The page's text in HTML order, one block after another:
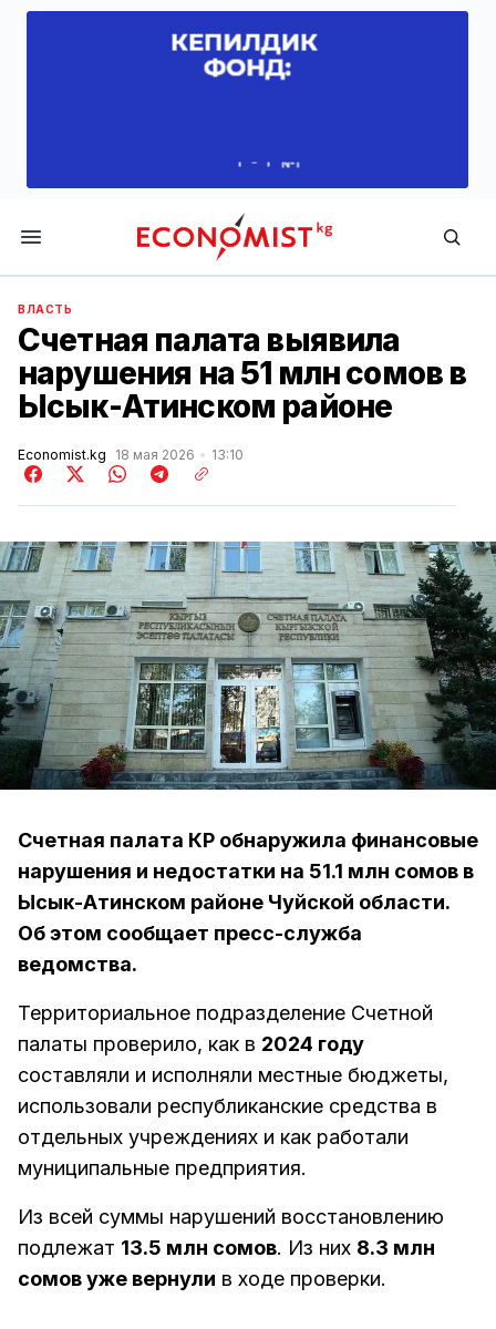
Economist.kg
ВЛАСТЬ
Счетная палата выявила
нарушения на 51 млн сомов в
Ысык-Атинском районе
Economist.kg 18 мая 2026 13:10
Счетная палата КР обнаружила финансовые
нарушения и недостатки на 51.1 млн сомов в
Ысык-Атинском районе Чуйской области.
Об этом сообщает пресс-служба
ведомства.
Территориальное подразделение Счетной
палаты проверило, как в 2024 году
составляли и исполняли местные бюджеты,
использовали республиканские средства в
отдельных учреждениях и как работали
муниципальные предприятия.
Из всей суммы нарушений восстановлению
подлежат 13.5 млн сомов. Из них 8.3 млн
сомов уже вернули в ходе проверки.